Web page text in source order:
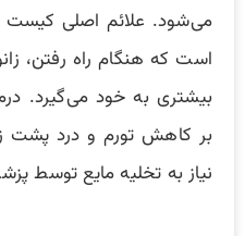
می‌شود. علائم اصلی کیست
است که هنگام راه رفتن،
بیشتری به خود می‌گیرد.
بر کاهش تورم و درد پشت
نیاز به تخلیه مایع توسط